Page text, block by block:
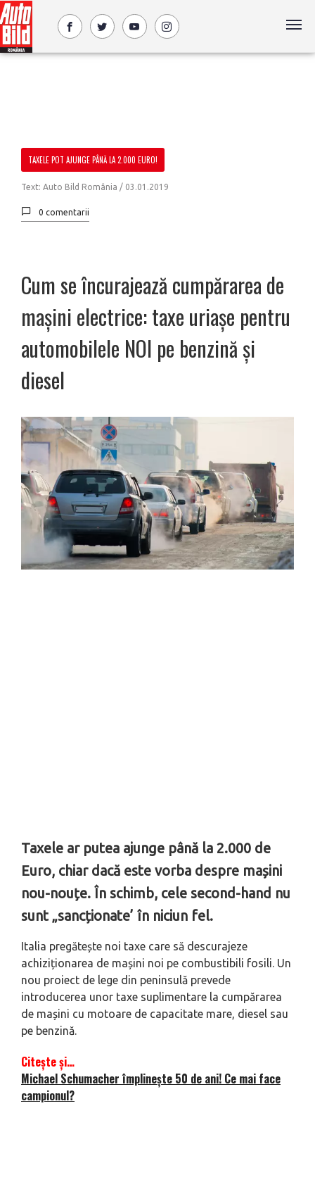
TAXELE POT AJUNGE PÂNĂ LA 2.000 EURO!
Text: Auto Bild România / 03.01.2019
0 comentarii
Cum se încurajează cumpărarea de
mașini electrice: taxe uriașe pentru
automobilele NOI pe benzină și
diesel
Taxele ar putea ajunge până la 2.000 de
Euro, chiar dacă este vorba despre mașini
nou-nouțe. În schimb, cele second-hand nu
sunt „sancționate’ în niciun fel.
Italia pregătește noi taxe care să descurajeze
achiziționarea de mașini noi pe combustibili fosili. Un
nou proiect de lege din peninsulă prevede
introducerea unor taxe suplimentare la cumpărarea
de mașini cu motoare de capacitate mare, diesel sau
pe benzină.
Citește și…
Michael Schumacher împlinește 50 de ani! Ce mai face
campionul?